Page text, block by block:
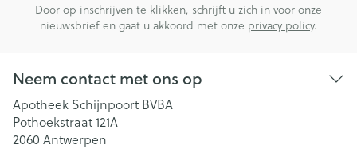
Door op inschrijven te klikken, schrijft u zich in voor onze
nieuwsbrief en gaat u akkoord met onze privacy policy.
Neem contact met ons op
Apotheek Schijnpoort BVBA
Pothoekstraat 121A
2060 Antwerpen